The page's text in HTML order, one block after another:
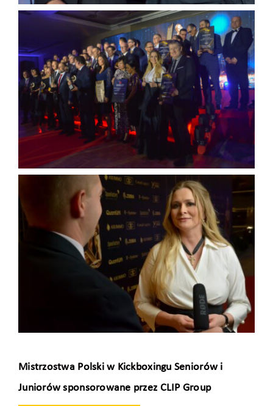
Mistrzostwa Polski w Kickboxingu Seniorów i
Juniorów sponsorowane przez CLIP Group